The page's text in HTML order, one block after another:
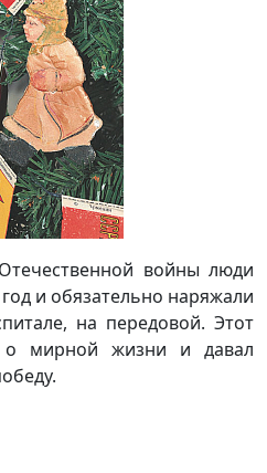
войны люди
и обязательно наряжали
на передовой. Этот
о мирной жизни и давал
победу.